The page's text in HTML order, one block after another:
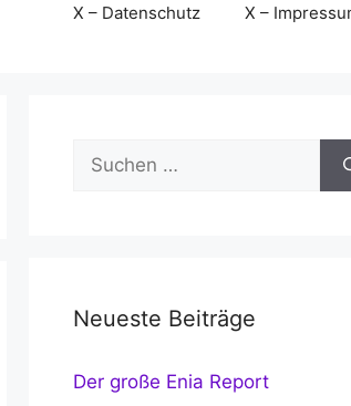
X – Datenschutz X –
Suchen
nach:
Neueste Beiträge
Der große Enia Report